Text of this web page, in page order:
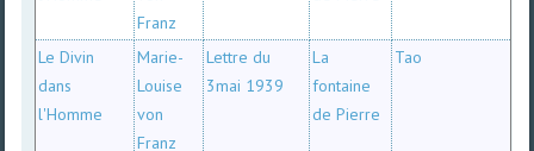
Franz
Le Divin
dans
l'Homme
Marie-
Louise
von
Franz
Lettre du
3mai 1939
La
fontaine
de Pierre
Tao